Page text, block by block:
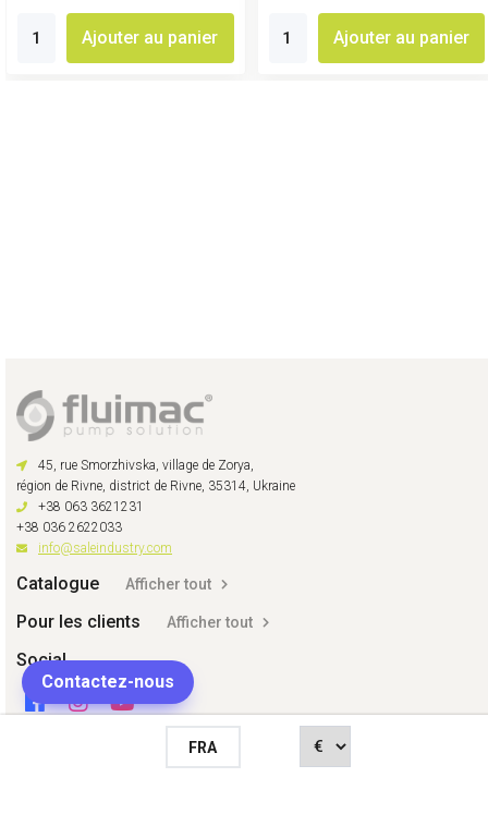
FRA
Ajouter au panier Ajouter au panier
45, rue Smorzhivska, village de Zorya,
région de Rivne, district de Rivne, 35314, Ukraine
+38 063 3621231
+38 036 2622033
info@saleindustry.com
Catalogue Afficher tout
Pour les clients Afficher tout
Social
Contactez-nous